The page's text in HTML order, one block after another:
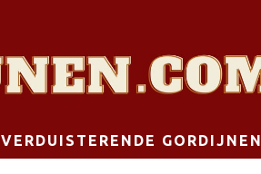
VERDUISTERENDE GORDIJNEN